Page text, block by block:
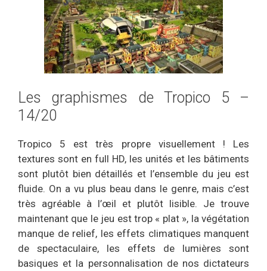
Les graphismes de Tropico 5 –
14/20
Tropico 5 est très propre visuellement ! Les
textures sont en full HD, les unités et les bâtiments
sont plutôt bien détaillés et l’ensemble du jeu est
fluide. On a vu plus beau dans le genre, mais c’est
très agréable à l’œil et plutôt lisible. Je trouve
maintenant que le jeu est trop « plat », la végétation
manque de relief, les effets climatiques manquent
de spectaculaire, les effets de lumières sont
basiques et la personnalisation de nos dictateurs